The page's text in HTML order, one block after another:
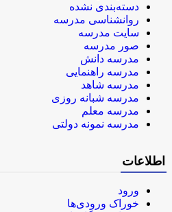
دسته‌بندی نشده
روانشناسی مدرسه
سایت مدرسه
صور مدرسه
مدرسه دانش
مدرسه راهنمایی
مدرسه شاهد
مدرسه شبانه روزی
مدرسه معلم
مدرسه نمونه دولتی
اطلاعات
ورود
خوراک ورودی‌ها